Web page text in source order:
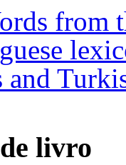
from
and
livro